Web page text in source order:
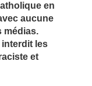
en
aucune
médias.
les
et